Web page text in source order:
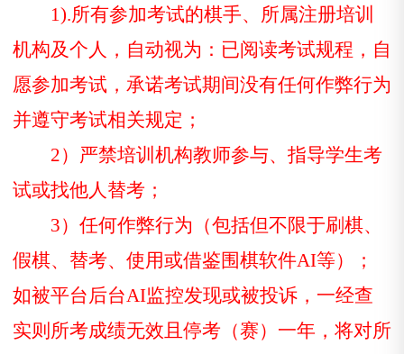
1).所有参加考试的棋手、所属注册培训
机构及个人，自动视为：已阅读考试规程，自
愿参加考试，承诺考试期间没有任何作弊行为
并遵守考试相关规定；
2）严禁培训机构教师参与、指导学生考
试或找他人替考；
3）任何作弊行为（包括但不限于刷棋、
假棋、替考、使用或借鉴围棋软件AI等）；
如被平台后台AI监控发现或被投诉，一经查
实则所考成绩无效且停考（赛）一年，将对所